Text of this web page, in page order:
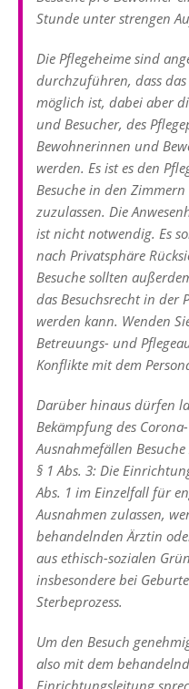
Stunde unter strengen
Die Pflegeheime sind
durchzuführen, dass
möglich ist, dabei aber
und Besucher, des
Bewohnerinnen und
werden. Es ist es den
Besuche in den
zuzulassen. Die
ist nicht notwendig. Es
nach Privatsphäre
Besuche sollten
das Besuchsrecht in der
werden kann. Wenden
Betreuungs- und
Konflikte mit dem
Darüber hinaus dürfen
Bekämpfung des
Ausnahmefällen Besuche
§ 1 Abs. 3: Die
Abs. 1 im Einzelfall für
Ausnahmen zulassen,
behandelnden Ärztin
aus ethisch-sozialen
insbesondere bei
Sterbeprozess.
Um den Besuch
also mit dem